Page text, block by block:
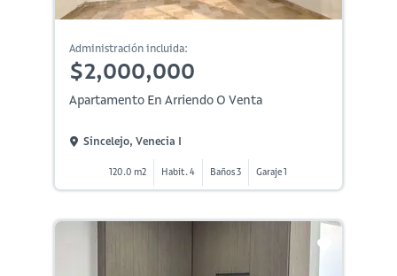
Administración incluida:
$2,000,000
Apartamento En Arriendo O Venta
Sincelejo, Venecia I
120.0 m2 Habit. 4 Baños 3 Garaje 1